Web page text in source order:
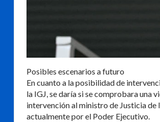
Posibles escenarios a futuro
En cuanto a la posibilidad de
la IGJ, se daría si se comprobara una
intervención al ministro de Justicia
actualmente por el Poder Ejecutivo.